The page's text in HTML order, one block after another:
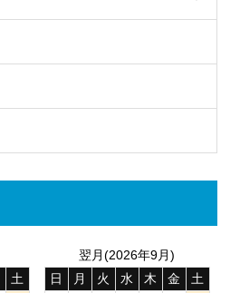
土
翌月(2026年9月)
日
月 火 水 木 金
土